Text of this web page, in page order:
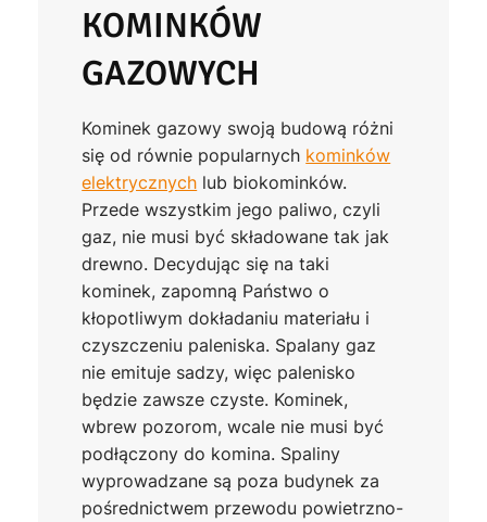
KOMINKÓW
GAZOWYCH
Kominek gazowy swoją budową różni
się od równie popularnych kominków
elektrycznych lub biokominków.
Przede wszystkim jego paliwo, czyli
gaz, nie musi być składowane tak jak
drewno. Decydując się na taki
kominek, zapomną Państwo o
kłopotliwym dokładaniu materiału i
czyszczeniu paleniska. Spalany gaz
nie emituje sadzy, więc palenisko
będzie zawsze czyste. Kominek,
wbrew pozorom, wcale nie musi być
podłączony do komina. Spaliny
wyprowadzane są poza budynek za
pośrednictwem przewodu powietrzno-